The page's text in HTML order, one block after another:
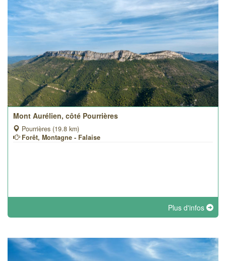
Mont Aurélien, côté Pourrières
Pourrières (19.8 km)
Forêt, Montagne - Falaise
Plus d'infos